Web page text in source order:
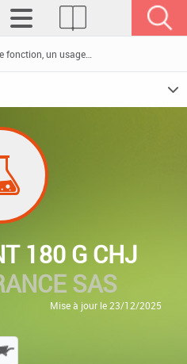
180 G CHJ
SAS
Mise à jour le 23/12/2025